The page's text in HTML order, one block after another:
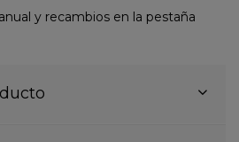
y recambios en la pestaña